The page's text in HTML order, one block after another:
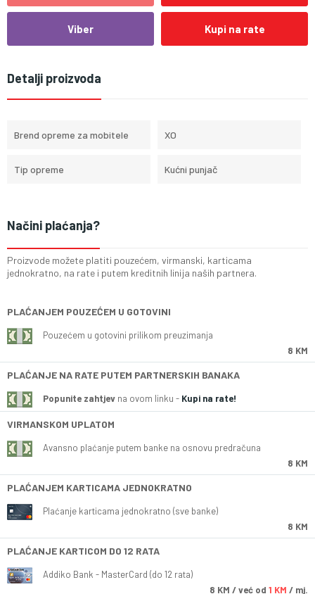
Viber Kupi na rate
Detalji proizvoda
Brend opreme za mobitele XO
Tip opreme Kućni punjač
Načini plaćanja?
Proizvode možete platiti pouzećem, virmanski, karticama
jednokratno, na rate i putem kreditnih linija naših partnera.
PLAĆANJEM POUZEĆEM U GOTOVINI
Pouzećem u gotovini prilikom preuzimanja
8 KM
PLAĆANJE NA RATE PUTEM PARTNERSKIH BANAKA
Popunite zahtjev na ovom linku - Kupi na rate!
VIRMANSKOM UPLATOM
Avansno plaćanje putem banke na osnovu predračuna
8 KM
PLAĆANJEM KARTICAMA JEDNOKRATNO
Plaćanje karticama jednokratno (sve banke)
8 KM
PLAĆANJE KARTICOM DO 12 RATA
Addiko Bank - MasterCard (do 12 rata)
8 KM / već od 1 KM / mj.